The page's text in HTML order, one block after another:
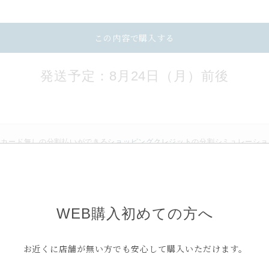
この内容で購入する
発送予定：8月24日（月）前後
ード無しの分割払いができるショッピングクレジットの分割シミュレーシ
お支払方法
WEB購入初めての方へ
お近くに店舗が無い方でも安心して購入いただけます。